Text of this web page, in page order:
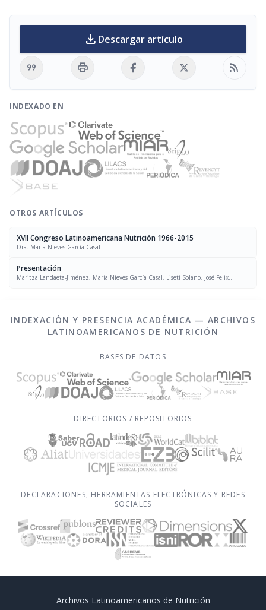
download Descargar artículo
format_quote print rss_feed
INDEXADO EN
OTROS ARTÍCULOS
XVII Congreso Latinoamericana Nutrición 1966-2015
Dra. María Nieves García Casal
Presentación
Maritza Landaeta-Jiménez, María Nieves García Casal, Liseti Solano, José Felix
INDEXACIÓN Y PRESENCIA ACADÉMICA — ARCHIVOS
LATINOAMERICANOS DE NUTRICIÓN
BASES DE DATOS
DIRECTORIOS / REPOSITORIOS
DECLARACIONES, HERRAMIENTAS ELECTRÓNICAS Y REDES
SOCIALES
Archivos Latinoamericanos de Nutrición